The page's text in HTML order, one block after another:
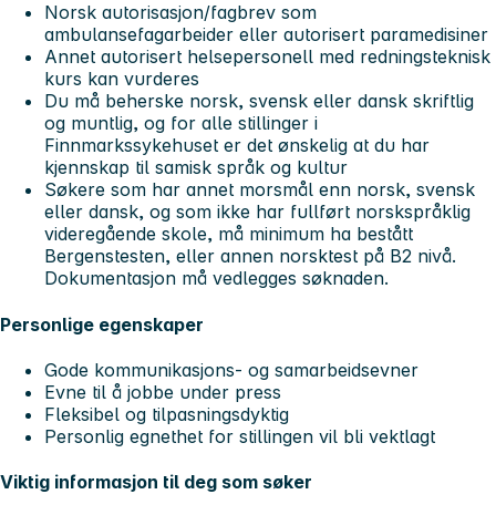
Norsk autorisasjon/fagbrev som
ambulansefagarbeider eller autorisert paramedisiner
Annet autorisert helsepersonell med redningsteknisk
kurs kan vurderes
Du må beherske norsk, svensk eller dansk skriftlig
og muntlig, og for alle stillinger i
Finnmarkssykehuset er det ønskelig at du har
kjennskap til samisk språk og kultur
Søkere som har annet morsmål enn norsk, svensk
eller dansk, og som ikke har fullført norskspråklig
videregående skole, må minimum ha bestått
Bergenstesten, eller annen norsktest på B2 nivå.
Dokumentasjon må vedlegges søknaden.
Personlige egenskaper
Gode kommunikasjons- og samarbeidsevner
Evne til å jobbe under press
Fleksibel og tilpasningsdyktig
Personlig egnethet for stillingen vil bli vektlagt
Viktig informasjon til deg som søker